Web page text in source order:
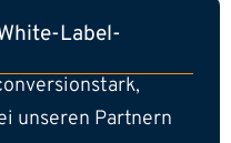
Label-
unseren Partnern